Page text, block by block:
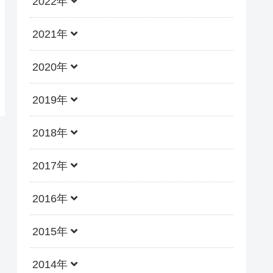
2021年
2020年
2019年
2018年
2017年
2016年
2015年
2014年